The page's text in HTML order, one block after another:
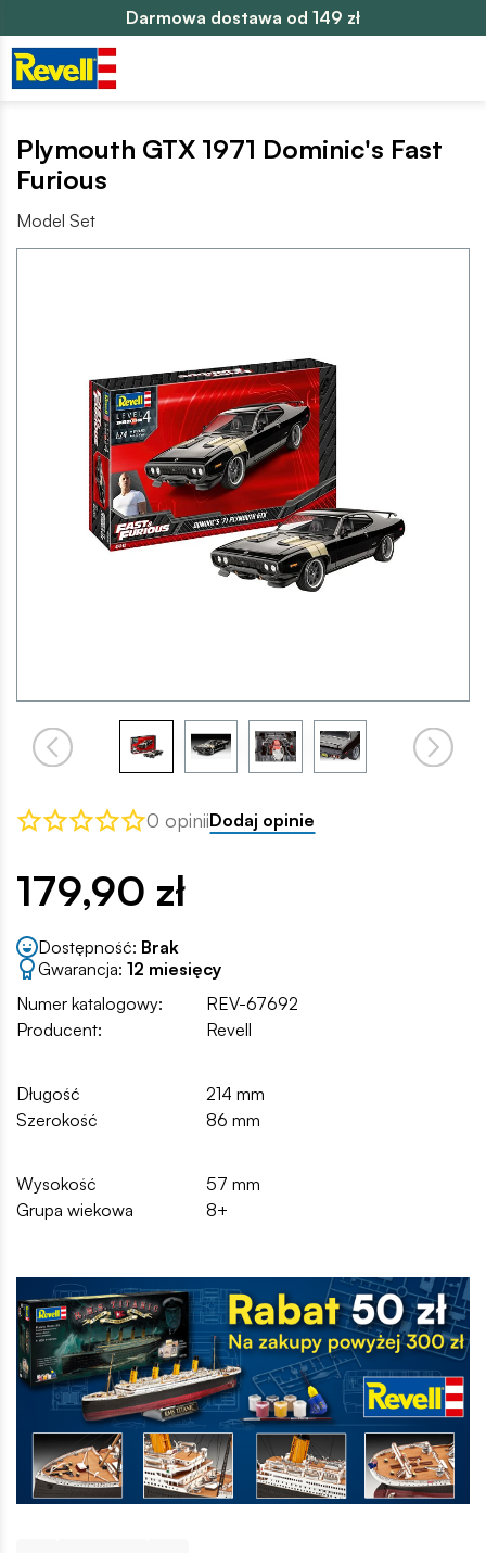
Darmowa dostawa od 149 zł
Plymouth GTX 1971 Dominic's Fast
Furious
Model Set
0 opiniiDodaj opinie
179,90 zł
Dostępność: Brak
Gwarancja: 12 miesięcy
Numer katalogowy:
REV-67692
Producent:
Revell
Długość
214 mm
Szerokość
86 mm
Wysokość
57 mm
Grupa wiekowa
8+